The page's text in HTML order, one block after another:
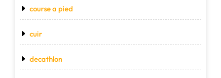
course a pied
cuir
decathlon